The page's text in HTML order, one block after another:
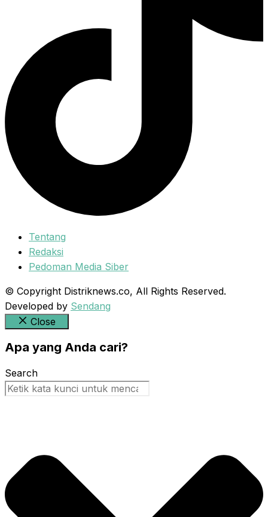
Tentang
Redaksi
Pedoman Media Siber
© Copyright Distriknews.co, All Rights Reserved.
Developed by Sendang
Close
Apa yang Anda cari?
Search